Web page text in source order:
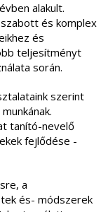
alakult.
és komplex
és
teljesítményt
során.
szerint
tanító-nevelő
fejlődése -
a
és- módszerek